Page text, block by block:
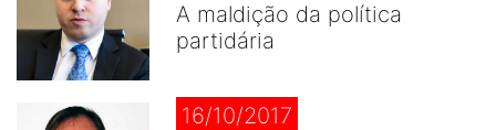
A maldição da política
partidária
16/10/2017